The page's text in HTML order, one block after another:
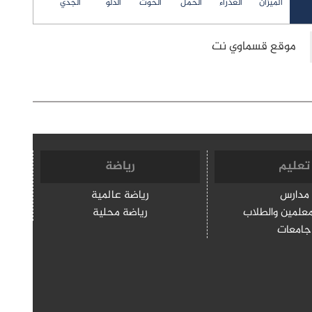
تعليم
مدارس
والطلاب
جامعات
رياضة
رياضة عالمية
رياضة محلية